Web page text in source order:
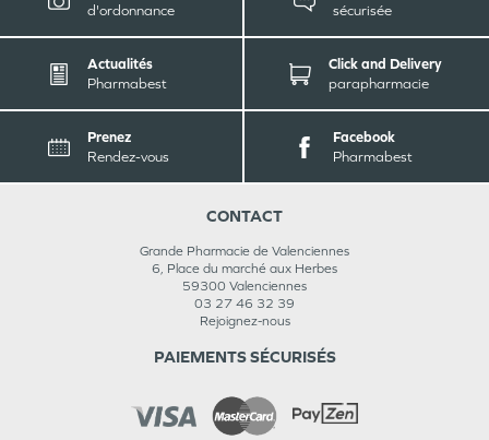
d'ordonnance
sécurisée
Actualités
Pharmabest
Click and Delivery
parapharmacie
Prenez
Rendez-vous
Facebook
Pharmabest
CONTACT
Grande Pharmacie de Valenciennes
6, Place du marché aux Herbes
59300 Valenciennes
03 27 46 32 39
Rejoignez-nous
PAIEMENTS SÉCURISÉS